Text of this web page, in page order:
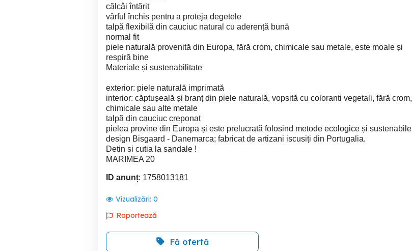
călcâi întărit
vârful închis pentru a proteja degetele
talpă flexibilă din cauciuc natural cu aderență bună
normal fit
piele naturală provenită din Europa, fără crom, chimicale sau metale, este moale și
respiră bine
Materiale și sustenabilitate
exterior: piele naturală imprimată
interior: căptușeală și branț din piele naturală, vopsită cu coloranti vegetali, fără crom,
chimicale sau alte metale
talpă din cauciuc creponat
pielea provine din Europa și este prelucrată folosind metode ecologice și sustenabile
design Bisgaard - Danemarca; fabricat de artizani iscusiți din Portugalia.
Detin si cutia la sandale !
MARIMEA 20
ID anunț: 1758013181
Vizualizări: 0
Raportează
Fă ofertă